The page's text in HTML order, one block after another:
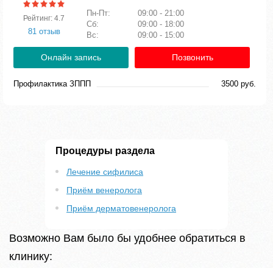
Рейтинг: 4.7
81 отзыв
Пн-Пт:
09:00 - 21:00
Сб:
09:00 - 18:00
Вс:
09:00 - 15:00
Онлайн запись Позвонить
Профилактика ЗППП 3500 руб.
Процедуры раздела
Лечение сифилиса
Приём венеролога
Приём дерматовенеролога
Возможно Вам было бы удобнее обратиться в
клинику: